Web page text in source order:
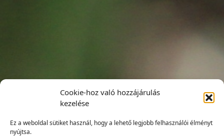
Cookie-hoz való hozzájárulás
kezelése
Ez a weboldal sütiket használ, hogy a lehető legjobb felhasználói élményt
nyújtsa.